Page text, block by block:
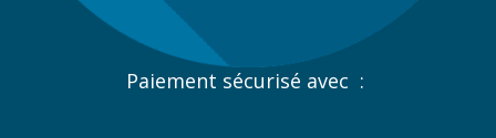
Paiement sécurisé avec :